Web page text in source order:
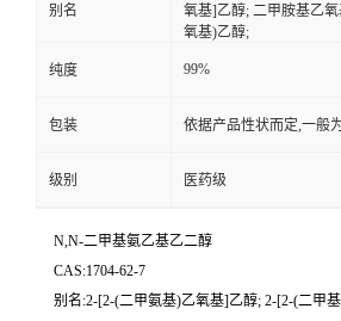
别名
氧基]乙醇; 二甲胺基乙
氧基)乙醇;
纯度 99%
包装 依据产品性状而定,一般
级别 医药级
N,N-二甲基氨乙基乙二醇
CAS:1704-62-7
别名:2-[2-(二甲氨基)乙氧基]乙醇; 2-[2-(二甲